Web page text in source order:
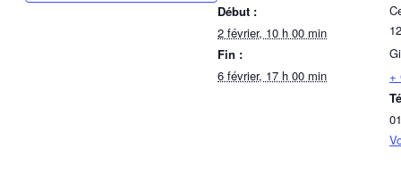
Début :
2 février, 10 h 00 min
Fin :
6 février, 17 h 00 min
+